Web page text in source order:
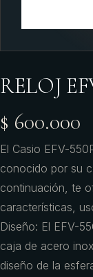
RELOJ
$ 600.000
El Casio EFV-
conocido por su
continuación, te
características,
Diseño: El EFV-
caja de acero
diseño de la